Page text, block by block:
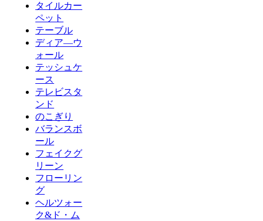
タイルカー
ペット
テーブル
ディア―ウ
ォール
テッシュケ
ース
テレビスタ
ンド
のこぎり
バランスボ
ール
フェイクグ
リーン
フローリン
グ
ヘルツォー
ク&ド・ム